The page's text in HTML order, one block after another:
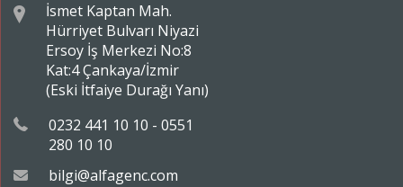
İsmet Kaptan Mah.
Hürriyet Bulvarı Niyazi
Ersoy İş Merkezi No:8
Kat:4 Çankaya/İzmir
(Eski İtfaiye Durağı Yanı)
0232 441 10 10 - 0551
280 10 10
bilgi@alfagenc.com